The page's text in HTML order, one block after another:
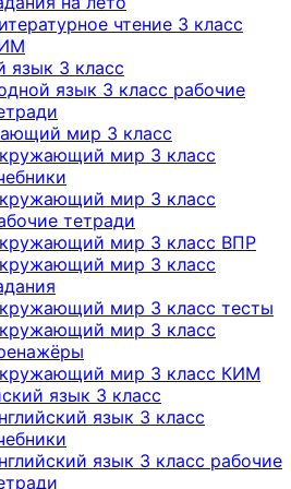
чтение 3 класс
язык 3 класс
язык 3 класс рабочие
мир 3 класс
мир 3 класс
мир 3 класс
тетради
мир 3 класс ВПР
мир 3 класс
мир 3 класс тесты
мир 3 класс
мир 3 класс КИМ
язык 3 класс
язык 3 класс
язык 3 класс рабочие